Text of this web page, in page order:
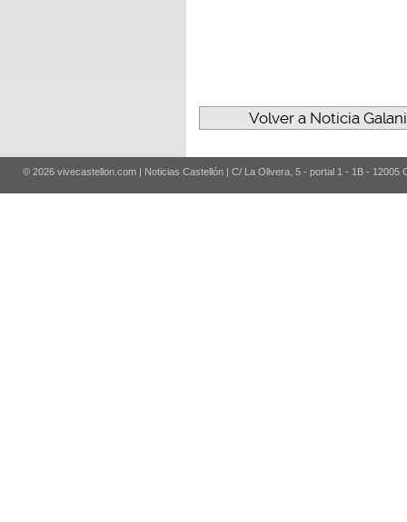
Volver a Noticia
© 2026 vivecastellon.com | Noticias Castellón | C/ La Olivera, 5 - portal 1 - 1B - 12005